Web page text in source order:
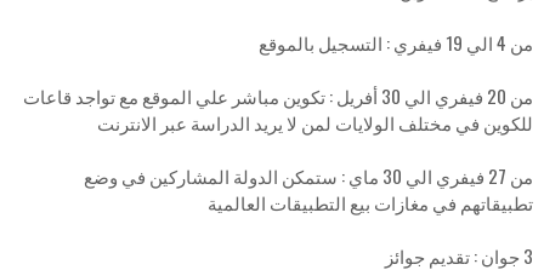
من 4 الي 19 فيفري : التسجيل بالموقع
من 20 فيفري الي 30 أفريل : تكوين مباشر علي الموقع مع تواجد قاعات
للكوين في مختلف الولايات لمن لا يريد الدراسة عبر الانترنت
من 27 فيفري الي 30 ماي : ستمكن الدولة المشاركين في وضع
تطبيقاتهم في مغازات بيع التطبيقات العالمية
3 جوان : تقديم جوائز